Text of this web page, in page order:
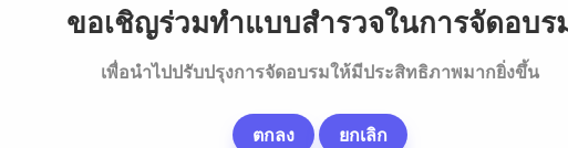
คลิป & เนื้อหาบรรยายอบรม
ขอเชิญร่วมทำแบบสำรวจในการจัดอบร
เพื่อนำไปปรับปรุงการจัดอบรมให้มีประสิทธิภาพมากยิ่งขึ้น
ตกลง ยกเลิก